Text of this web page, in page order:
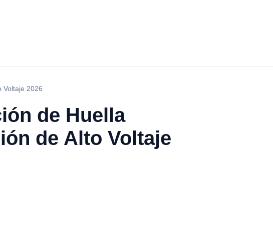
Voltaje 2026
de Huella
de Alto Voltaje